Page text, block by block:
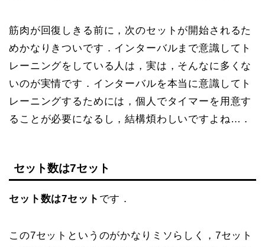
筋肉が回復しきる前に，次のセットが開始されるた
めかなりきついです．インターバルまで意識してト
レーニングをしている人は，実は，そんなに多くな
いのが実情です．インターバルを本当に意識してト
レーニングするためには，個人でタイマーを用意す
ることが必要になるし，結構煩わしいですよね…．
セット数は7セット
セット数は7セット です．
この7セットというのがかなりミソらしく，7セット